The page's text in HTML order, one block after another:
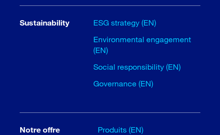
Sustainability
ESG strategy (EN)
Environmental engagement
(EN)
Social responsibility (EN)
Governance (EN)
Notre offre
Produits (EN)